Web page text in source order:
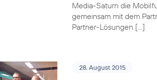
Media-Saturn die
gemeinsam mit dem
Partner-Lösungen […]
28. August 2015